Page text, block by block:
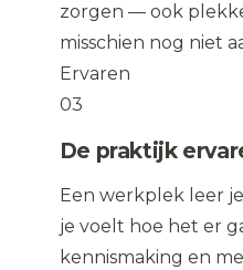
zorgen — ook
misschien nog niet
Ervaren
03
De praktijk
Een werkplek leer
je voelt hoe het er
kennismaking en